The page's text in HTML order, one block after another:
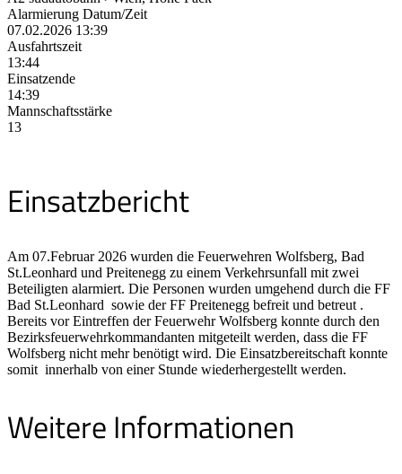
Alarmierung Datum/Zeit
07.02.2026 13:39
Ausfahrtszeit
13:44
Einsatzende
14:39
Mannschaftsstärke
13
Einsatzbericht
Am 07.Februar 2026 wurden die Feuerwehren Wolfsberg, Bad
St.Leonhard und Preitenegg zu einem Verkehrsunfall mit zwei
Beteiligten alarmiert. Die Personen wurden umgehend durch die FF
Bad St.Leonhard sowie der FF Preitenegg befreit und betreut .
Bereits vor Eintreffen der Feuerwehr Wolfsberg konnte durch den
Bezirksfeuerwehrkommandanten mitgeteilt werden, dass die FF
Wolfsberg nicht mehr benötigt wird. Die Einsatzbereitschaft konnte
somit innerhalb von einer Stunde wiederhergestellt werden.
Weitere Informationen